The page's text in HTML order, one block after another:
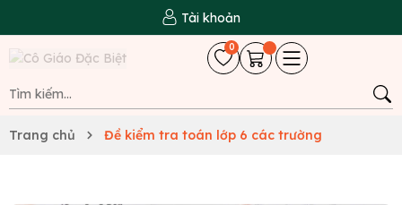
Tài khoản
0
Trang chủ Đề kiểm tra toán lớp 6 các trường